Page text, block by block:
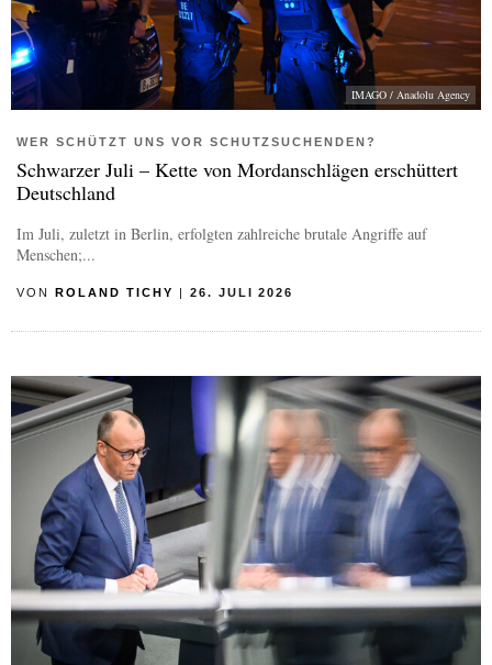
IMAGO / Anadolu Agency
WER SCHÜTZT UNS VOR SCHUTZSUCHENDEN?
Schwarzer Juli – Kette von Mordanschlägen erschüttert
Deutschland
Im Juli, zuletzt in Berlin, erfolgten zahlreiche brutale Angriffe auf
Menschen;...
VON ROLAND TICHY 26. JULI 2026